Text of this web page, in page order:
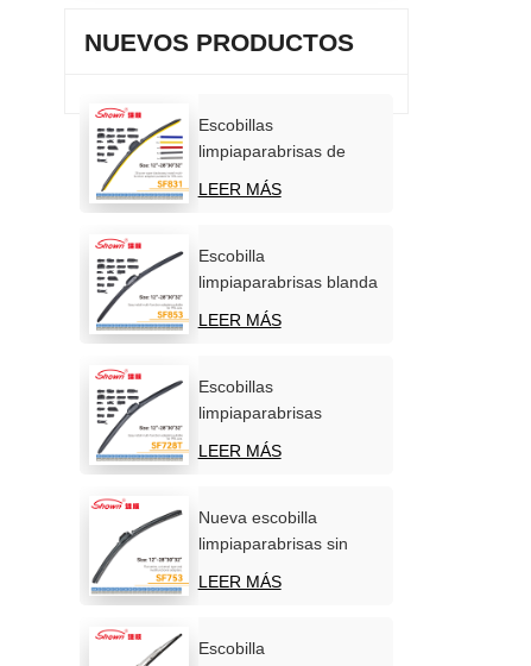
NUEVOS PRODUCTOS
Escobillas
limpiaparabrisas de
silicona personalizadas,
OEM/ODM, venta
LEER MÁS
Escobilla
limpiaparabrisas blanda
carbonizada
multifunción para coche
LEER MÁS
Escobillas
limpiaparabrisas
multifuncionales de
calidad superior para
LEER MÁS
Nueva escobilla
limpiaparabrisas sin
hueso, universal y
multifuncional de
LEER MÁS
Escobilla